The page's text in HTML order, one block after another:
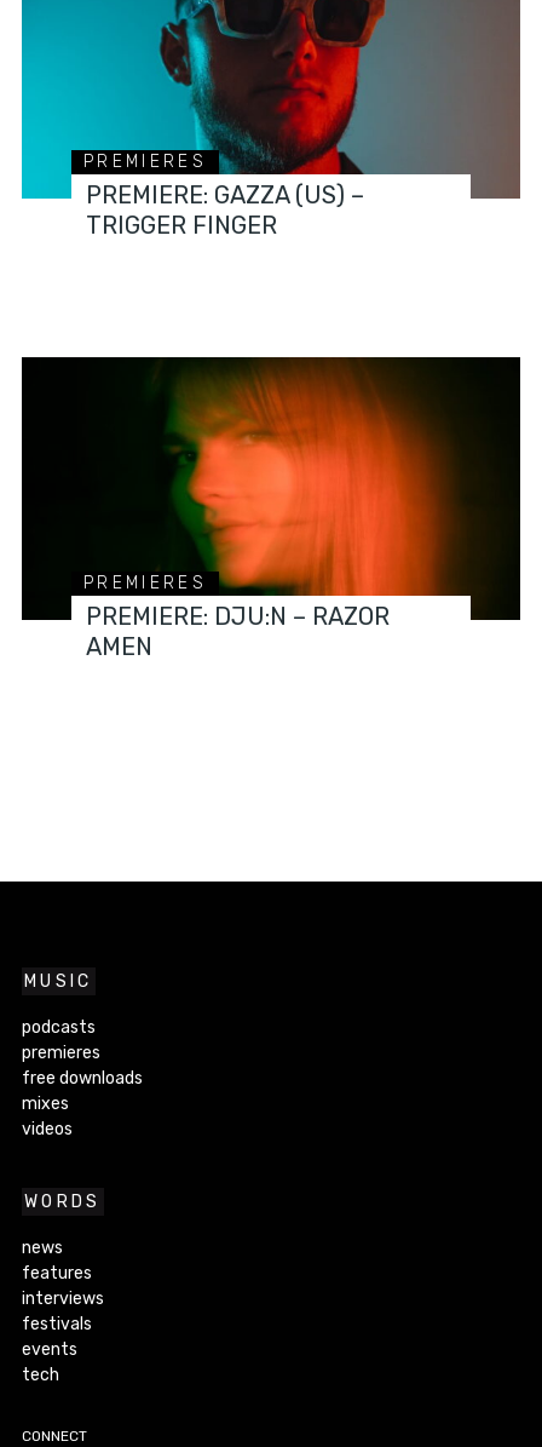
PREMIERES
PREMIERE: GAZZA (US) –
TRIGGER FINGER
PREMIERES
PREMIERE: DJU:N – RAZOR
AMEN
MUSIC
podcasts
premieres
free downloads
mixes
videos
WORDS
news
features
interviews
festivals
events
tech
CONNECT